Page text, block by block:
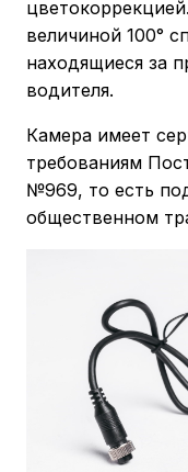
величиной 100°
находящиеся за
водителя.
Камера имеет
требованиям
№969, то есть
общественном